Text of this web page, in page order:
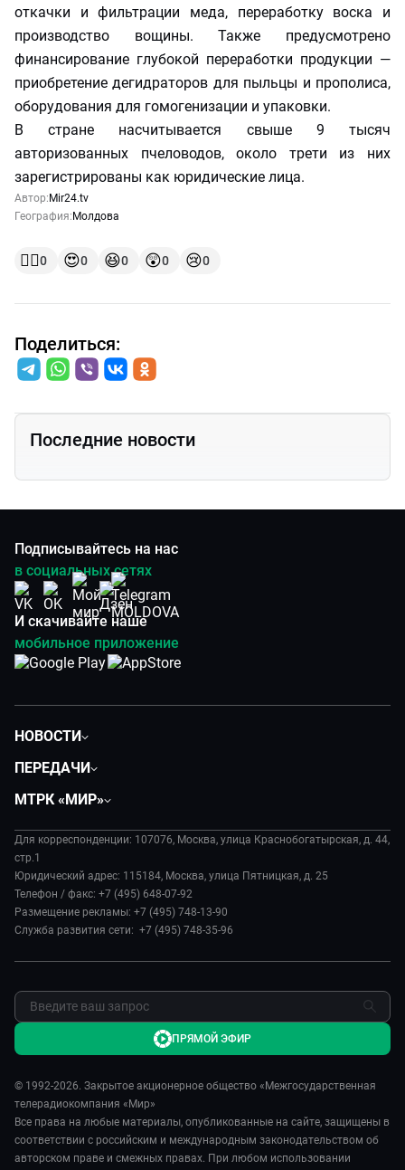
откачки и фильтрации меда, переработку воска и
производство вощины. Также предусмотрено
финансирование глубокой переработки продукции —
приобретение дегидраторов для пыльцы и прополиса,
оборудования для гомогенизации и упаковки.
В стране насчитывается свыше 9 тысяч
авторизованных пчеловодов, около трети из них
зарегистрированы как юридические лица.
Автор: Mir24.tv
География: Молдова
👍🏻0 😍0 😆0 😲0 😢0
Поделиться:
Последние новости
Подписывайтесь на нас
в социальных сетях
И скачивайте наше
мобильное приложение
НОВОСТИ
Экономика
Происшествия
Культура
ПЕРЕДАЧИ
Евразия. Культурно
Евразия. Регионы
Наши иностранцы
Пять причин поехать в...
Я – волонтер
МТРК «МИР»
История
Руководство
Новости
Пресса о нас
Обратная связь
Для корреспонденции: 107076, Москва, улица Краснобогатырская, д. 44,
стр.1
Юридический адрес: 115184, Москва, улица Пятницкая, д. 25
Телефон / факс: +7 (495) 648-07-92
Размещение рекламы: +7 (495) 748-13-90
Служба развития сети: +7 (495) 748-35-96
© 1992-2026. Закрытое акционерное общество «Межгосударственная
телерадиокомпания «Мир»
Все права на любые материалы, опубликованные на сайте, защищены в
соответствии с российским и международным законодательством об
авторском праве и смежных правах. При любом использовании
ПРЯМОЙ ЭФИР